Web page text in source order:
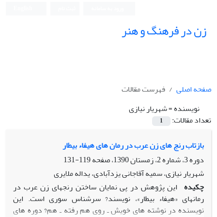
زن در فرهنگ و هنر
صفحه اصلی
فهرست مقالات
نویسنده =شهریار نیازی
تعداد مقالات:
1
بازتاب رنج های زن عرب در رمان های هیفاء بیطار
دوره 3، شماره 2، زمستان 1390، صفحه
119-131
شهریار نیازی، سمیه آقاجانی یزدآبادی، یداله ملایری
چکیده این پژوهش در پی نمایان ساختن رنجهای زن عرب در
رمانهای «هیفاء بیطار»، نویسند? سرشناس سوری است. این
نویسنده در نوشته های خویش ـ روی هم رفته ـ هم? دوره های